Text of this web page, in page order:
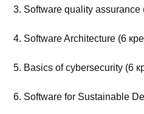
3. Software quality assurance
4. Software Architecture (6
5. Basics of cybersecurity (6
6. Software for Sustainable